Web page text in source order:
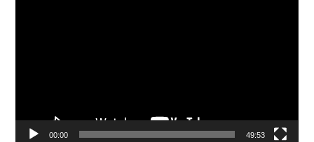
00:00 49:53